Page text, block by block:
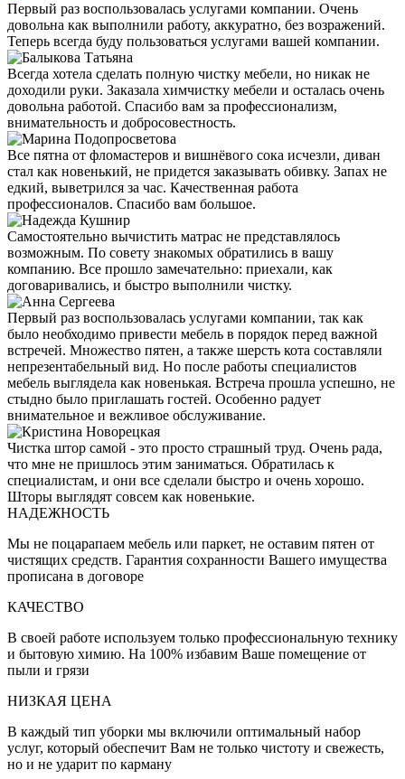
Первый раз воспользовалась услугами компании. Очень
довольна как выполнили работу, аккуратно, без возражений.
Теперь всегда буду пользоваться услугами вашей компании.
Всегда хотела сделать полную чистку мебели, но никак не
доходили руки. Заказала химчистку мебели и осталась очень
довольна работой. Спасибо вам за профессионализм,
внимательность и добросовестность.
Все пятна от фломастеров и вишнёвого сока исчезли, диван
стал как новенький, не придется заказывать обивку. Запах не
едкий, выветрился за час. Качественная работа
профессионалов. Спасибо вам большое.
Самостоятельно вычистить матрас не представлялось
возможным. По совету знакомых обратились в вашу
компанию. Все прошло замечательно: приехали, как
договаривались, и быстро выполнили чистку.
Первый раз воспользовалась услугами компании, так как
было необходимо привести мебель в порядок перед важной
встречей. Множество пятен, а также шерсть кота составляли
непрезентабельный вид. Но после работы специалистов
мебель выглядела как новенькая. Встреча прошла успешно, не
стыдно было приглашать гостей. Особенно радует
внимательное и вежливое обслуживание.
Чистка штор самой - это просто страшный труд. Очень рада,
что мне не пришлось этим заниматься. Обратилась к
специалистам, и они все сделали быстро и очень хорошо.
Шторы выглядят совсем как новенькие.
НАДЕЖНОСТЬ
Мы не поцарапаем мебель или паркет, не оставим пятен от
чистящих средств. Гарантия сохранности Вашего имущества
прописана в договоре
КАЧЕСТВО
В своей работе используем только профессиональную технику
и бытовую химию. На 100% избавим Ваше помещение от
пыли и грязи
НИЗКАЯ ЦЕНА
В каждый тип уборки мы включили оптимальный набор
услуг, который обеспечит Вам не только чистоту и свежесть,
но и не ударит по карману